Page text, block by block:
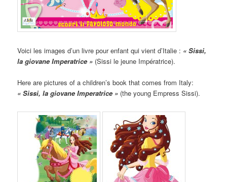
Voici les images d’un livre pour enfant qui vient d’Italie : « Sissi,
la giovane Imperatrice » (Sissi le jeune Impératrice).
Here are pictures of a children’s book that comes from Italy:
« Sissi, la giovane Imperatrice » (the young Empress Sissi).